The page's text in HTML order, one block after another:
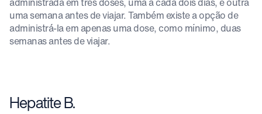
uma semana antes de viajar. Também existe a opção de
administrá-la em apenas uma dose, como mínimo, duas
semanas antes de viajar.
Hepatite B.